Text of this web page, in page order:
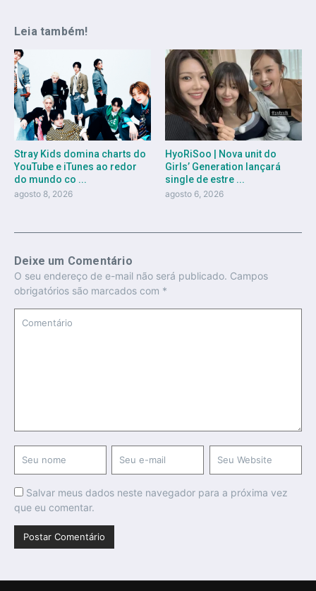
Leia também!
Stray Kids domina charts do
YouTube e iTunes ao redor
do mundo co ...
agosto 8, 2026
HyoRiSoo | Nova unit do
Girls’ Generation lançará
single de estre ...
agosto 6, 2026
Deixe um Comentário
O seu endereço de e-mail não será publicado. Campos
obrigatórios são marcados com *
Salvar meus dados neste navegador para a próxima vez
que eu comentar.